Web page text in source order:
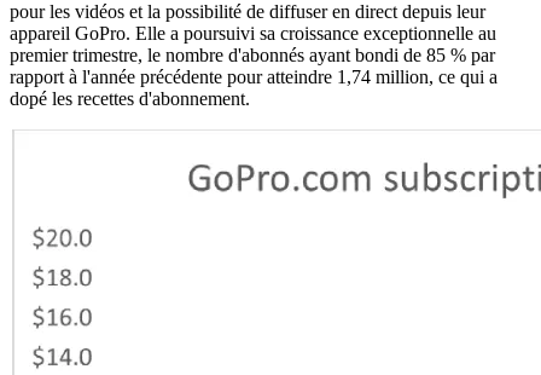
pour les vidéos et la possibilité de diffuser en direct depuis leur
appareil GoPro. Elle a poursuivi sa croissance exceptionnelle au
premier trimestre, le nombre d'abonnés ayant bondi de 85 % par
rapport à l'année précédente pour atteindre 1,74 million, ce qui a
dopé les recettes d'abonnement.